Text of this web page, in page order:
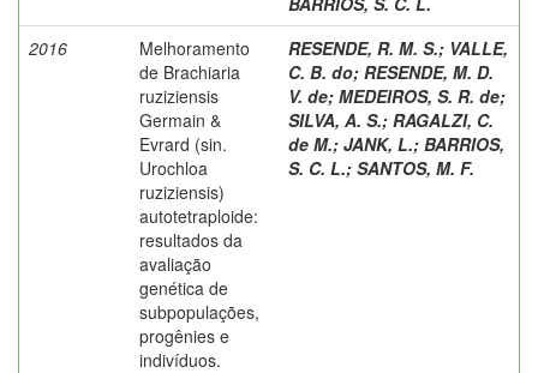
2016
Melhoramento
de Brachiaria
ruziziensis
Germain &
Evrard (sin.
Urochloa
ruziziensis)
autotetraploide:
resultados da
avaliação
genética de
subpopulações,
progênies e
indivíduos.
RESENDE, R. M. S.; VALLE,
C. B. do; RESENDE, M. D.
V. de; MEDEIROS, S. R. de;
SILVA, A. S.; RAGALZI, C.
de M.; JANK, L.; BARRIOS,
S. C. L.; SANTOS, M. F.